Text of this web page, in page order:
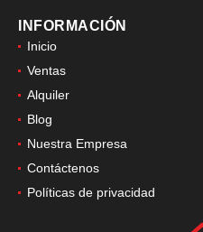
INFORMACIÓN
Inicio
Ventas
Alquiler
Blog
Nuestra Empresa
Contáctenos